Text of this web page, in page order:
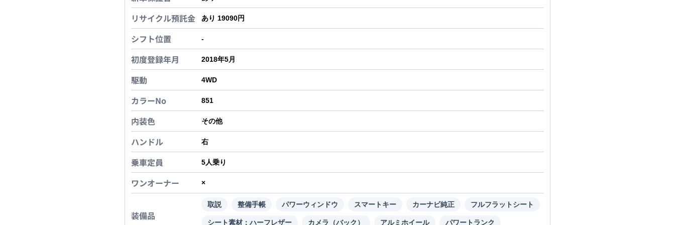
リサイクル預託金 あり 19090円
シフト位置 -
初度登録年月 2018年5月
駆動 4WD
カラーNo 851
内装色 その他
ハンドル 右
乗車定員 5人乗り
ワンオーナー ×
装備品
取説 整備手帳 パワーウィンドウ スマートキー カーナビ純正 フルフラットシート
シート素材：ハーフレザー カメラ（バック） アルミホイール パワートランク